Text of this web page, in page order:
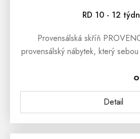
RD 10 - 12
Detail
Provensálská skříň
provensálský nábytek, který
skříň PROVENCE je
bukového...